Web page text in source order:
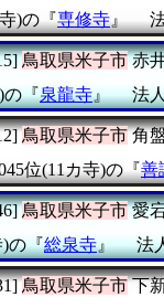
)の『専修寺 』
鳥取県米子市赤
の『泉龍寺』 法
鳥取県米子市角
位(11カ寺)の『善
鳥取県米子市愛
)の『総泉寺』 法
鳥取県米子市下